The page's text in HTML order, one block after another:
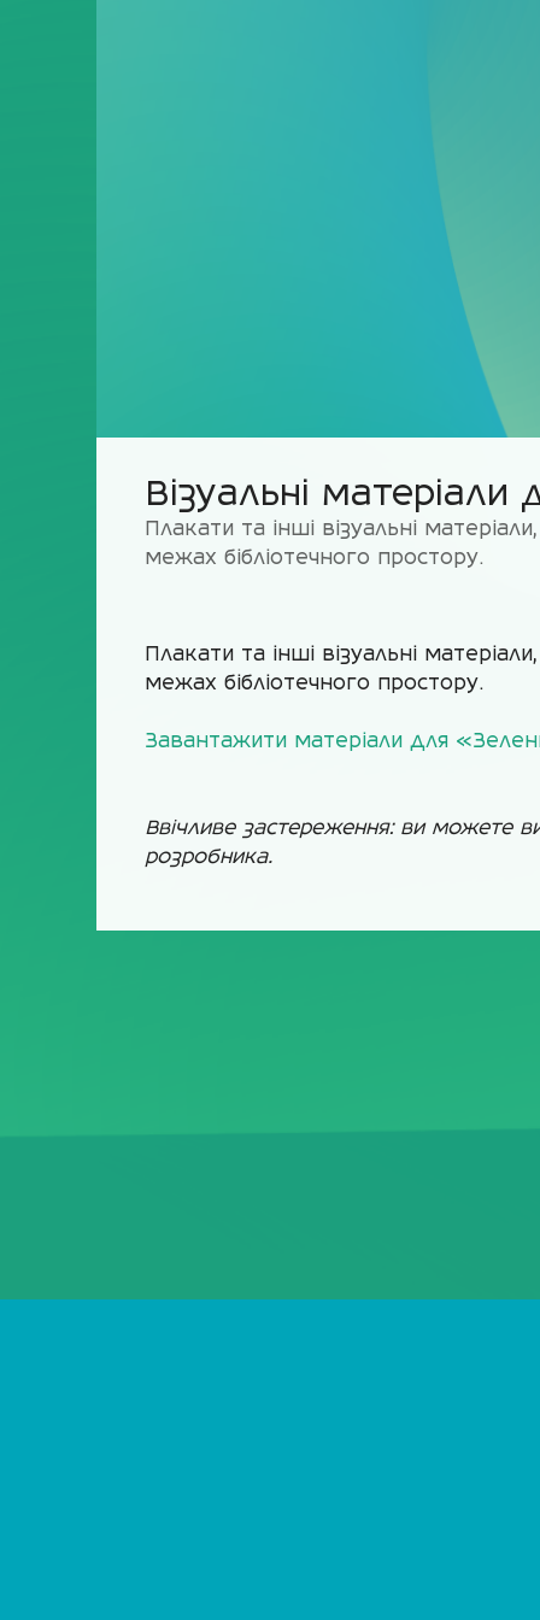
Візуальні матеріали
Плакати та інші візуальні
межах бібліотечного простору.
Плакати та інші візуальні
межах бібліотечного простору.
Завантажити матеріали для
Ввічливе застереження: ви можете
розробника.